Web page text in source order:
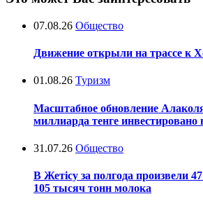
07.08.26 Общество
Движение открыли на трассе к
01.08.26 Туризм
Масштабное обновление
миллиарда тенге инвестировано
31.07.26 Общество
В Жетісу за полгода произвели
105 тысяч тонн молока